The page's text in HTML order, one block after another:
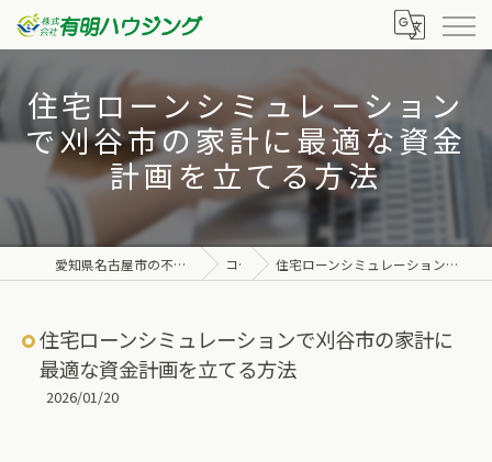
住宅ローンシミュレーション
で刈谷市の家計に最適な資金
計画を立てる方法
愛知県名古屋市の不動産なら株式会社有明ハウジング コラム 住宅ローンシミュレーションで刈谷市の家計に最適な資金計画を立てる方法
住宅ローンシミュレーションで刈谷市の家計に
最適な資金計画を立てる方法
2026/01/20